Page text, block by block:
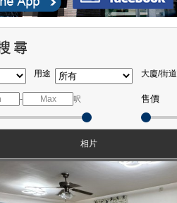
用途 大廈/街道
- 呎 售價
相片